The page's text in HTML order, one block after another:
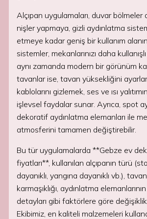
Alçıpan uygulamaları, duvar
nişler yapmaya, gizli aydınlatma
etmeye kadar geniş bir kullanım
sistemler, mekanlarınızı daha
aynı zamanda modern bir görünüm
tavanlar ise, tavan yüksekliğini
kablolarını gizlemek, ses ve ısı
işlevsel faydalar sunar. Ayrıca, spot
dekoratif aydınlatma elemanları ile
atmosferini tamamen değiştirebilir.
Bu tür uygulamalarda **Gebze ev
fiyatları**, kullanılan alçıpanın türü
dayanıklı, yangına dayanıklı vb.),
karmaşıklığı, aydınlatma
detayları gibi faktörlere göre
Ekibimiz, en kaliteli malzemeleri